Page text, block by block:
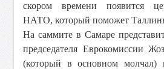
скором времени появится
НАТО, который поможет
На саммите в Самаре
председателя Еврокомиссии
(который в основном